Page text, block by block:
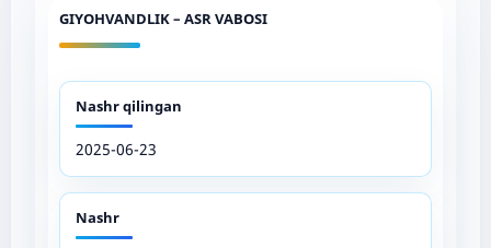
GIYOHVANDLIK – ASR VABOSI
Nashr qilingan
2025-06-23
Nashr